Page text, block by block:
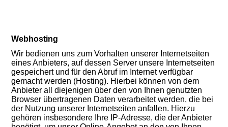
Webhosting
Wir bedienen uns zum Vorhalten unserer Internetseiten
eines Anbieters, auf dessen Server unsere Internetseiten
gespeichert und für den Abruf im Internet verfügbar
gemacht werden (Hosting). Hierbei können von dem
Anbieter all diejenigen über den von Ihnen genutzten
Browser übertragenen Daten verarbeitet werden, die bei
der Nutzung unserer Internetseiten anfallen. Hierzu
gehören insbesondere Ihre IP-Adresse, die der Anbieter